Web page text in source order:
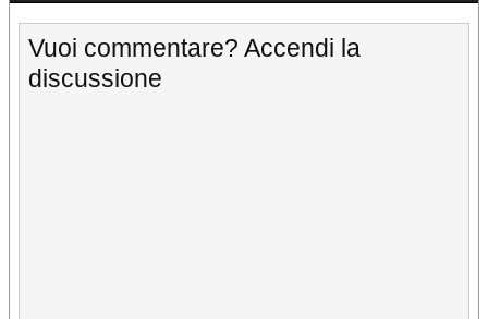
Vuoi commentare? Accendi la
discussione